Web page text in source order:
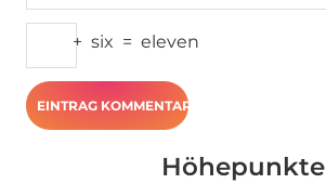
+ six = eleven
Höhepunkte